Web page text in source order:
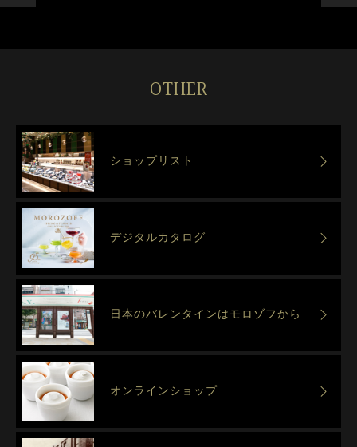
OTHER
ショップリスト
デジタルカタログ
日本のバレンタインはモロゾフから
オンラインショップ